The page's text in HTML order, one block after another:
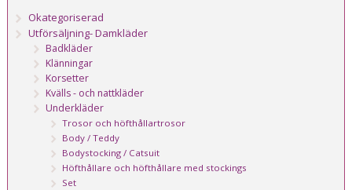
Okategoriserad
Utförsäljning- Damkläder
Badkläder
Klänningar
Korsetter
Kvälls - och nattkläder
Underkläder
Trosor och höfthållartrosor
Body / Teddy
Bodystocking / Catsuit
Höfthållare och höfthållare med stockings
Set